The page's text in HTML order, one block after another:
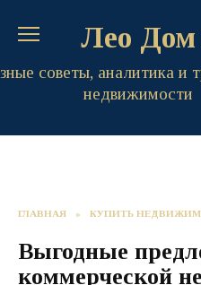
Лео Дом
советы, аналитика и
недвижимости
ГЛАВНАЯ » КУПИТЬ
Выгодные
коммерческой